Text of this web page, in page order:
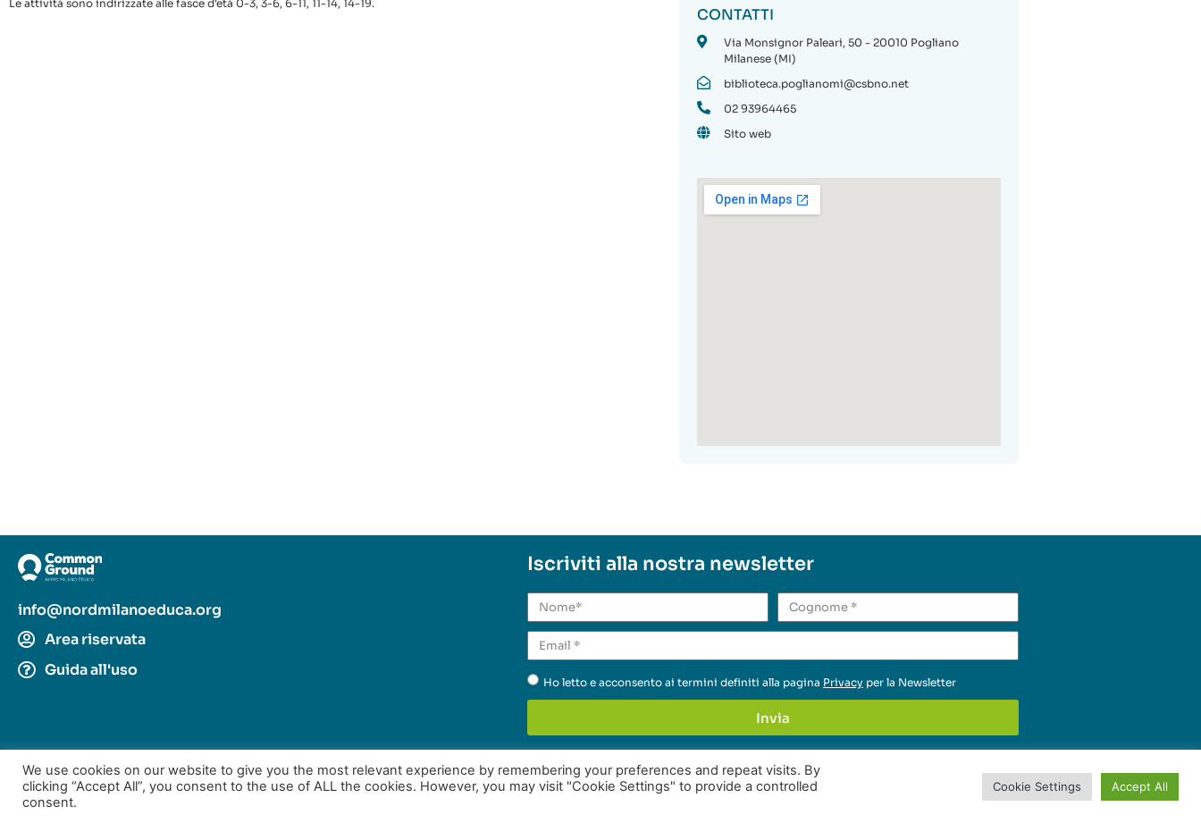
Le attività sono indirizzate alle fasce d'età 0-3, 3-6, 6-11, 11-14, 14-19.
CONTATTI
Via Monsignor Paleari, 50 - 20010 Pogliano
Milanese (MI)
biblioteca.poglianomi@csbno.net
02 93964465
Sito web
info@nordmilanoeduca.org
Area riservata
Guida all'uso
Iscriviti alla nostra newsletter
Ho letto e acconsento ai termini definiti alla pagina Privacy per la Newsletter
Invia
Fatto con daTechSoup Italia|Cookie e Privacy Policy
© 2022-2026 Common Ground
We use cookies on our website to give you the most relevant experience by remembering your preferences and repeat visits. By
clicking “Accept All”, you consent to the use of ALL the cookies. However, you may visit "Cookie Settings" to provide a controlled
consent.
Cookie Settings Accept All